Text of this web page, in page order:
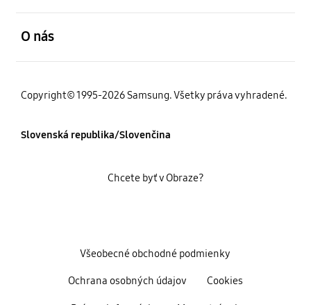
O nás
Copyright© 1995-2026 Samsung. Všetky práva vyhradené.
Slovenská republika/Slovenčina
Všeobecné obchodné podmienky
Ochrana osobných údajov Cookies
Chcete byť v Obraze?